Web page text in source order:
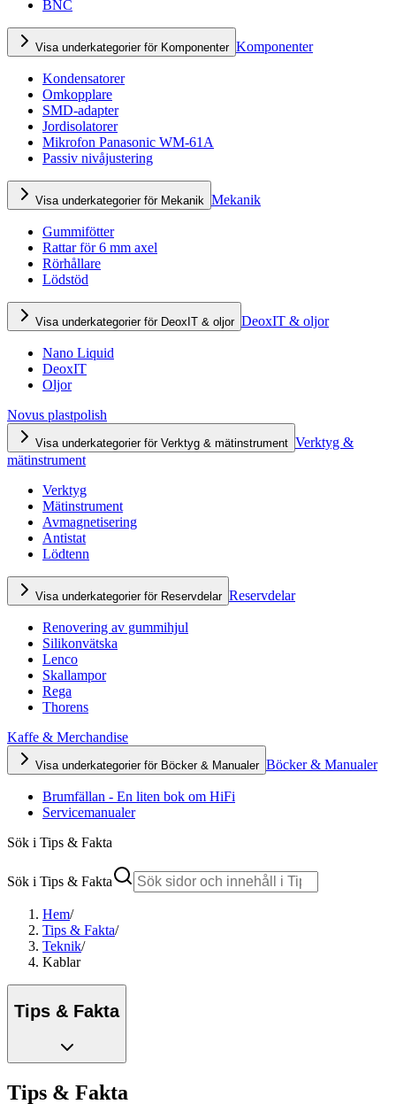
BNC
Visa underkategorier för Komponenter Komponenter
Kondensatorer
Omkopplare
SMD-adapter
Jordisolatorer
Mikrofon Panasonic WM-61A
Passiv nivåjustering
Visa underkategorier för Mekanik Mekanik
Gummifötter
Rattar för 6 mm axel
Rörhållare
Lödstöd
Visa underkategorier för DeoxIT & oljor DeoxIT & oljor
Nano Liquid
DeoxIT
Oljor
Novus plastpolish
Visa underkategorier för Verktyg & mätinstrument Verktyg &
mätinstrument
Verktyg
Mätinstrument
Avmagnetisering
Antistat
Lödtenn
Visa underkategorier för Reservdelar Reservdelar
Renovering av gummihjul
Silikonvätska
Lenco
Skallampor
Rega
Thorens
Kaffe & Merchandise
Visa underkategorier för Böcker & Manualer Böcker & Manualer
Brumfällan - En liten bok om HiFi
Servicemanualer
Sök i Tips & Fakta
Sök i Tips & Fakta
Hem/
Tips & Fakta/
Teknik/
Kablar
Tips & Fakta
Tips & Fakta